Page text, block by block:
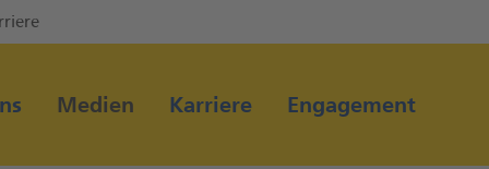
Direkt zur Hauptnavigation (Enter drücken)
Medien Karriere Engagement